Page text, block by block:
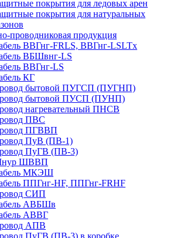
покрытия для ледовых арен
покрытия для натуральных
проводниковая продукция
ВВГнг-FRLS, ВВГнг-LSLTx
ВБШвнг-LS
ВВГнг-LS
КГ
бытовой ПУГСП (ПУГНП)
бытовой ПУСП (ПУНП)
нагревательный ПНСВ
ПВС
ПГВВП
ПуВ (ПВ-1)
ПуГВ (ПВ-3)
ШВВП
МКЭШ
ППГнг-HF, ППГнг-FRHF
СИП
АВБШв
АВВГ
АПВ
ПуГВ (ПВ-3) в коробке